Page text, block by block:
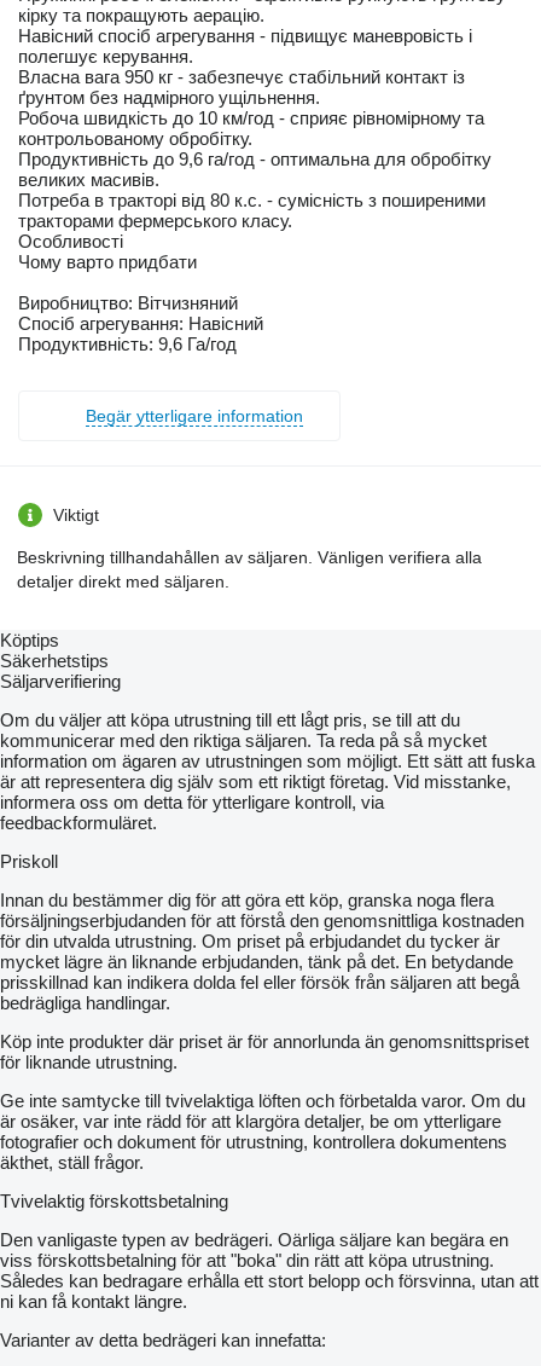
кірку та покращують аерацію.
Навісний спосіб агрегування - підвищує маневровість і
полегшує керування.
Власна вага 950 кг - забезпечує стабільний контакт із
ґрунтом без надмірного ущільнення.
Робоча швидкість до 10 км/год - сприяє рівномірному та
контрольованому обробітку.
Продуктивність до 9,6 га/год - оптимальна для обробітку
великих масивів.
Потреба в тракторі від 80 к.с. - сумісність з поширеними
тракторами фермерського класу.
Особливості
Чому варто придбати
Виробництво: Вітчизняний
Спосіб агрегування: Навісний
Продуктивність: 9,6 Га/год
Begär ytterligare information
Viktigt
Beskrivning tillhandahållen av säljaren. Vänligen verifiera alla
detaljer direkt med säljaren.
Köptips
Säkerhetstips
Säljarverifiering
Om du väljer att köpa utrustning till ett lågt pris, se till att du
kommunicerar med den riktiga säljaren. Ta reda på så mycket
information om ägaren av utrustningen som möjligt. Ett sätt att fuska
är att representera dig själv som ett riktigt företag. Vid misstanke,
informera oss om detta för ytterligare kontroll, via
feedbackformuläret.
Priskoll
Innan du bestämmer dig för att göra ett köp, granska noga flera
försäljningserbjudanden för att förstå den genomsnittliga kostnaden
för din utvalda utrustning. Om priset på erbjudandet du tycker är
mycket lägre än liknande erbjudanden, tänk på det. En betydande
prisskillnad kan indikera dolda fel eller försök från säljaren att begå
bedrägliga handlingar.
Köp inte produkter där priset är för annorlunda än genomsnittspriset
för liknande utrustning.
Ge inte samtycke till tvivelaktiga löften och förbetalda varor. Om du
är osäker, var inte rädd för att klargöra detaljer, be om ytterligare
fotografier och dokument för utrustning, kontrollera dokumentens
äkthet, ställ frågor.
Tvivelaktig förskottsbetalning
Den vanligaste typen av bedrägeri. Oärliga säljare kan begära en
viss förskottsbetalning för att "boka" din rätt att köpa utrustning.
Således kan bedragare erhålla ett stort belopp och försvinna, utan att
ni kan få kontakt längre.
Varianter av detta bedrägeri kan innefatta: